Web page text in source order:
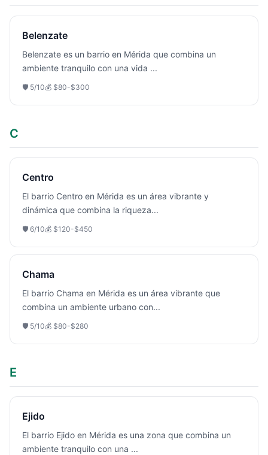
Belenzate
Belenzate es un barrio en Mérida que combina un
ambiente tranquilo con una vida ...
🛡️ 5/10💰 $80-$300
C
Centro
El barrio Centro en Mérida es un área vibrante y
dinámica que combina la riqueza...
🛡️ 6/10💰 $120-$450
Chama
El barrio Chama en Mérida es un área vibrante que
combina un ambiente urbano con...
🛡️ 5/10💰 $80-$280
E
Ejido
El barrio Ejido en Mérida es una zona que combina un
ambiente tranquilo con una ...